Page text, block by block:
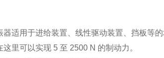
适用于进给装置、线性驱动装置、挡板等的
里可以实现 5 至 2500 N 的制动力。